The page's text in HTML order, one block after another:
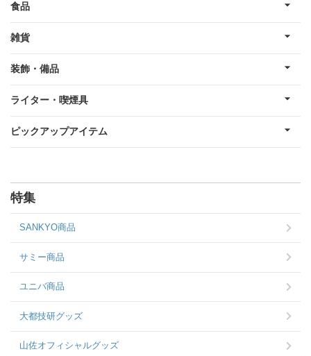
食品
雑貨
装飾・備品
ライター・喫煙具
ピックアップアイテム
特集
SANKYO商品
サミー商品
ユニバ商品
大都技研グッズ
山佐オフィシャルグッズ